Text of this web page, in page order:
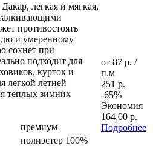
легкая и мягкая,
противостоять
и умеренному
сохнет при
подходит для
курток и
легкой летней
теплых зимних
премиум
полиэстер 100%
от 87 р. /
п.м
251 р.
-65%
Экономия
164,00 р.
Подробнее